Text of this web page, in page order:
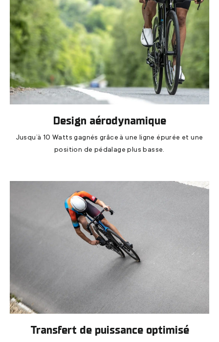
Design aérodynamique
Jusqu’à 10 Watts gagnés grâce à une ligne épurée et une
position de pédalage plus basse.
Transfert de puissance optimisé